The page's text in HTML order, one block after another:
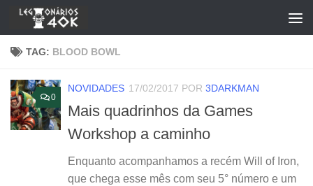
Skip to content
TAG: BLOOD BOWL
0
NOVIDADES 17/02/2017 POR 3DARKMAN
Mais quadrinhos da Games
Workshop a caminho
Enquanto acompanhamos a recém Will of Iron,
que chega esse mês com seu 5° número e um